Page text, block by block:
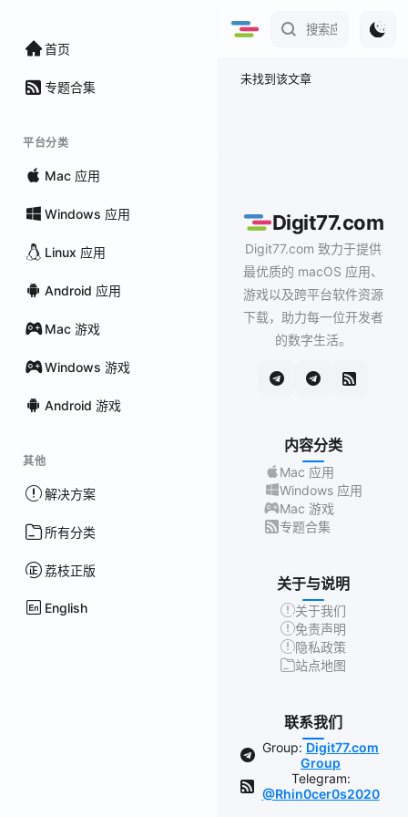
首页
专题合集
平台分类
Mac 应用
Windows 应用
Linux 应用
Android 应用
Mac 游戏
Windows 游戏
Android 游戏
其他
解决方案
所有分类
荔枝正版
English
未找到该文章
Digit77.com
Digit77.com 致力于提供
最优质的 macOS 应用、
游戏以及跨平台软件资源
下载，助力每一位开发者
的数字生活。
内容分类
Mac 应用
Windows 应用
Mac 游戏
专题合集
关于与说明
关于我们
免责声明
隐私政策
站点地图
联系我们
Group: Digit77.com
Group
Telegram:
@Rhin0cer0s2020